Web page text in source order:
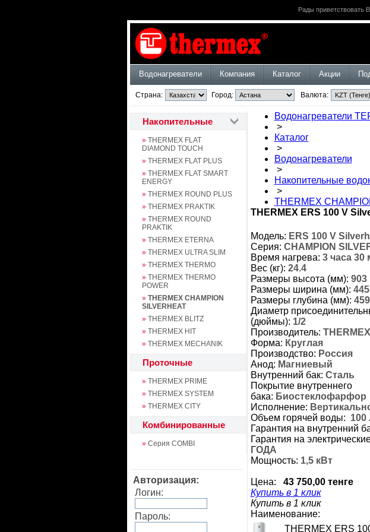
Рады приветствовать
Водонагреватели Компания Каталог Акции
Страна: Город: Валюта:
Накопительные
» THERMEX FLAT
DIAMOND TOUCH
» THERMEX FLAT PLUS
» THERMEX FLAT SMART
ENERGY
» THERMEX ROUND PLUS
» THERMEX PRAKTIK
» THERMEX ROUND
PRAKTIK
» THERMEX ETERNA
» THERMEX ULTRA SLIM
» THERMEX THERMO
» THERMEX THERMO
POWER
» THERMEX CHAMPION
SILVERHEAT
» THERMEX BLITZ
» THERMEX HIT
» THERMEX MECHANIK
Проточные
» THERMEX PRIME
» THERMEX SYSTEM
» THERMEX CITY
Комбинированные
» Серия COMBI
Авторизация:
Логин:
Пароль:
Водонагреватели
>
Каталог
>
Водонагреватели
>
Накопительные
>
THERMEX
THERMEX ERS 100 V
Модель: ERS 100 V
Серия: CHAMPION
Время нагрева: 3 часа 30
Вес (кг): 24.4
Размеры высота (мм): 903
Размеры ширина (мм): 445
Размеры глубина (мм): 459
Диаметр
(дюймы): 1/2
Производитель: THERMEX
Форма: Круглая
Производство: Россия
Анод: Магниевый
Внутренний бак: Сталь
Покрытие внутреннего
бака: Биостеклофарфор
Исполнение:
Объем горячей воды: 100
Гарантия на внутренний
Гарантия на
ГОДА
Мощность: 1,5 кВт
Цена: 43 750,00 тенге
Купить в 1 клик
Купить в 1 клик
Наименование:
THERMEX ERS